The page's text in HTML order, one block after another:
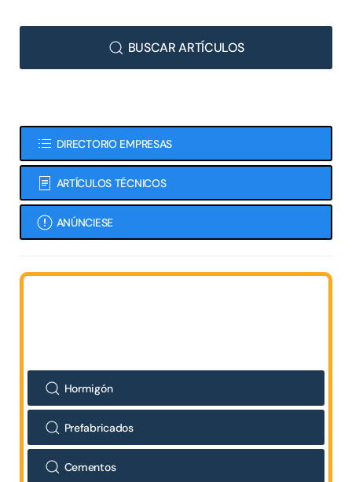
BUSCAR ARTÍCULOS
DIRECTORIO EMPRESAS
ARTÍCULOS TÉCNICOS
ANÚNCIESE
Hormigón
Prefabricados
Cementos